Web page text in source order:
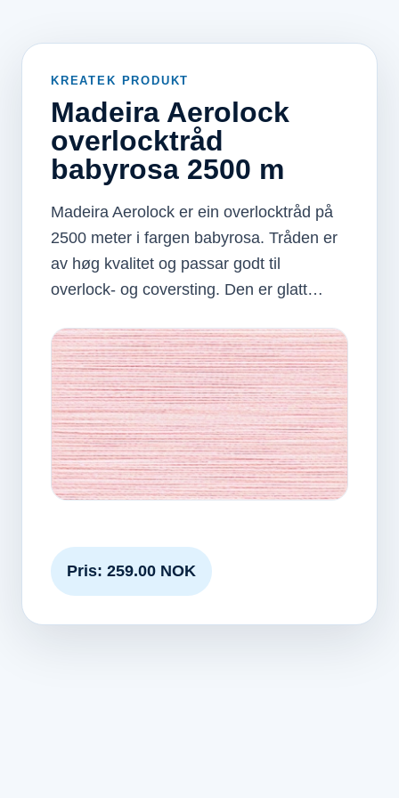
KREATEK PRODUKT
Madeira Aerolock
overlocktråd
babyrosa 2500 m
Madeira Aerolock er ein overlocktråd på
2500 meter i fargen babyrosa. Tråden er
av høg kvalitet og passar godt til
overlock- og coversting. Den er glatt…
Pris: 259.00 NOK